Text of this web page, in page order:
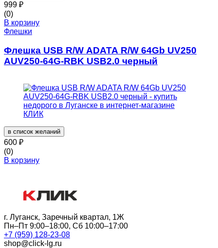
999 ₽
(0)
В корзину
Флешки
Флешка USB R/W ADATA R/W 64Gb UV250
AUV250-64G-RBK USB2.0 черный
в список желаний
600 ₽
(0)
В корзину
г. Луганск, Заречный квартал, 1Ж
Пн–Пт 9:00–18:00, Сб 10:00–17:00
+7 (959) 128-23-08
shop@click-lg.ru